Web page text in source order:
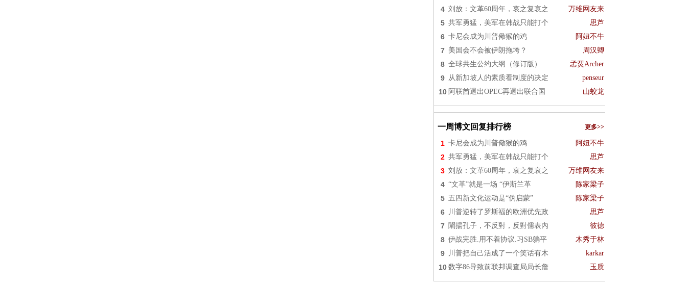
4 刘放：文革60周年，哀之复哀之 万维网友来
5 共军勇猛，美军在韩战只能打个 思芦
6 卡尼会成为川普儆猴的鸡 阿妞不牛
7 美国会不会被伊朗拖垮？ 周汉卿
8 全球共生公约大纲（修订版） 孞烎Archer
9 从新加坡人的素质看制度的决定 penseur
10 阿联酋退出OPEC再退出联合国 山蛟龙
一周博文回复排行榜 更多>>
1 卡尼会成为川普儆猴的鸡 阿妞不牛
2 共军勇猛，美军在韩战只能打个 思芦
3 刘放：文革60周年，哀之复哀之 万维网友来
4 “文革”就是一场 “伊斯兰革 陈家梁子
5 五四新文化运动是“伪启蒙” 陈家梁子
6 川普逆转了罗斯福的欧洲优先政 思芦
7 闡揚孔子，不反對，反對儒表內 彼德
8 伊战完胜.用不着协议.习SB躺平 木秀于林
9 川普把自己活成了一个笑话有木 karkar
10 数字86导致前联邦调查局局长詹 玉质